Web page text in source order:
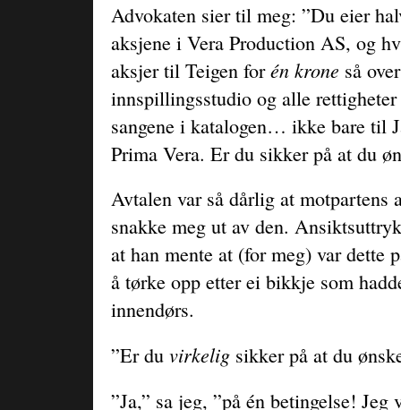
Advokaten sier til meg: ”Du eier
aksjene i Vera Production AS, og
aksjer til Teigen forén krone så
innspillingsstudio og alle
sangene i katalogen… ikke bare til
Prima Vera. Er du sikker på at du
Avtalen var så dårlig at motpartens
snakke meg ut av den.
at han mente at (for meg) var dette
å tørke opp etter ei bikkje som
innendørs.
”Er duvirkelig sikker på at du
”Ja,” sa jeg, ”på én betingelse!